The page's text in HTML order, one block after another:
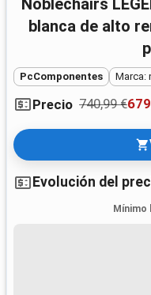
Noblechairs LEGEND White — Silla Gaming
blanca de alto
PcComponentes Marca:
Precio 740,99 €
Evolución del
Mínimo